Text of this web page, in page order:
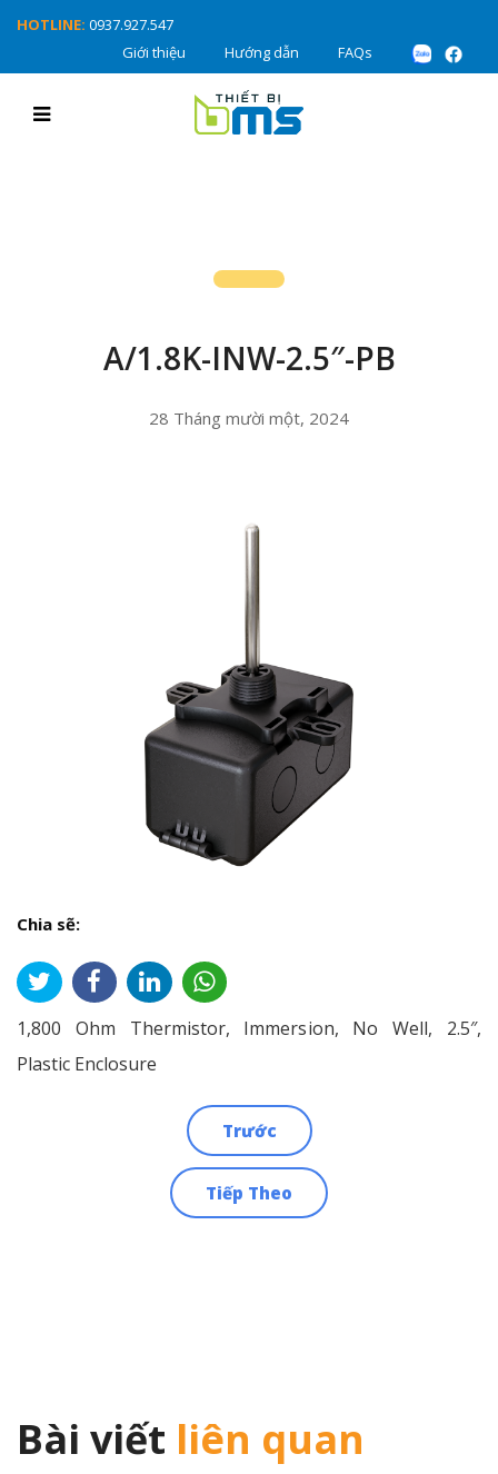
HOTLINE: 0937.927.547
Giới thiệu
Hướng dẫn FAQs
A/1.8K-INW-2.5″-PB
28 Tháng mười một, 2024
Chia sẽ:
1,800 Ohm Thermistor, Immersion, No Well, 2.5″,
Plastic Enclosure
Trước
Tiếp Theo
Bài viết liên quan